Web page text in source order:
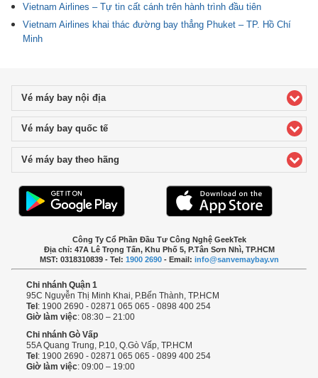
Vietnam Airlines – Tự tin cất cánh trên hành trình đầu tiên
Vietnam Airlines khai thác đường bay thẳng Phuket – TP. Hồ Chí
Minh
Vé máy bay nội địaclick to expand contents
Vé máy bay quốc tếclick to expand contents
Vé máy bay theo hãng
Công Ty Cổ Phần Đầu Tư Công Nghệ GeekTek
Địa chỉ: 47A Lê Trọng Tấn, Khu Phố 5, P.Tân Sơn Nhì, TP.HCM
MST: 0318310839 - Tel: 1900 2690- Email: info@sanvemaybay.vn
Chi nhánh Quận 1
95C Nguyễn Thị Minh Khai, P.Bến Thành, TP.HCM
Tel : 1900 2690 - 02871 065 065 - 0898 400 254
Giờ làm việc: 08:30 – 21:00
Chi nhánh Gò Vấp
55A Quang Trung, P.10, Q.Gò Vấp, TP.HCM
Tel : 1900 2690 - 02871 065 065 - 0899 400 254
Giờ làm việc: 09:00 – 19:00